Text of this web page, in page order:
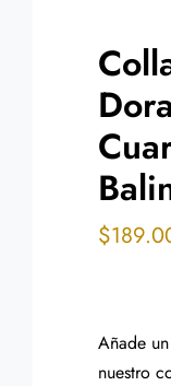
$
Añade
nuestro